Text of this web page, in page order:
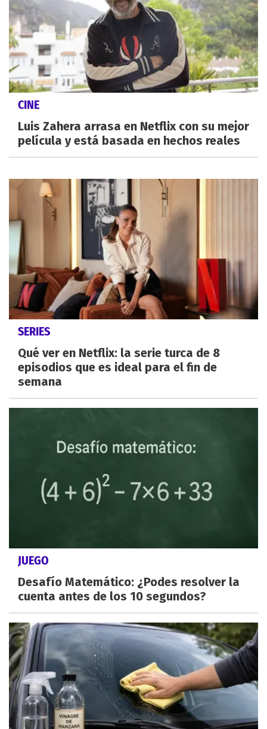
CINE
Luis Zahera arrasa en Netflix con su mejor
película y está basada en hechos reales
SERIES
Qué ver en Netflix: la serie turca de 8
episodios que es ideal para el fin de
semana
JUEGO
Desafío Matemático: ¿Podes resolver la
cuenta antes de los 10 segundos?